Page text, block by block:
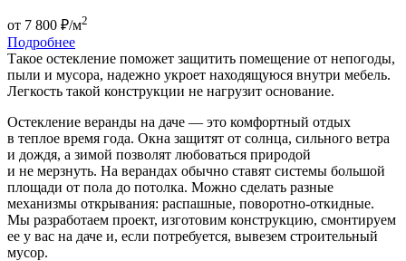
от 7 800 ₽/м2
Подробнее
Такое остекление поможет защитить помещение от непогоды,
пыли и мусора, надежно укроет находящуюся внутри мебель.
Легкость такой конструкции не нагрузит основание.
Остекление веранды на даче — это комфортный отдых
в теплое время года. Окна защитят от солнца, сильного ветра
и дождя, а зимой позволят любоваться природой
и не мерзнуть. На верандах обычно ставят системы большой
площади от пола до потолка. Можно сделать разные
механизмы открывания: распашные, поворотно-откидные.
Мы разработаем проект, изготовим конструкцию, смонтируем
ее у вас на даче и, если потребуется, вывезем строительный
мусор.